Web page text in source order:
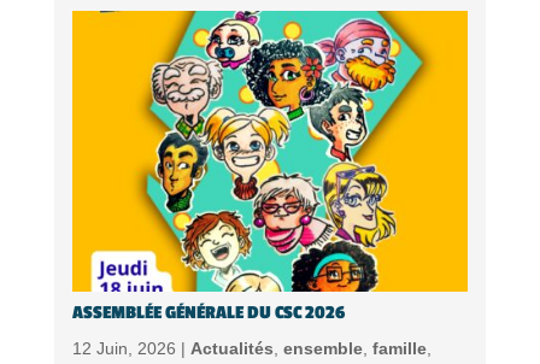
ASSEMBLÉE GÉNÉRALE DU CSC 2026
12 Juin, 2026 | Actualités ensemble, famille,